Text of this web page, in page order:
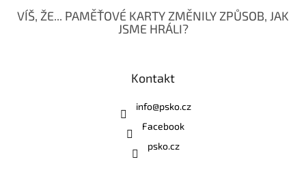
VÍŠ, ŽE... PAMĚŤOVÉ KARTY ZMĚNILY ZPŮSOB, JAK
JSME HRÁLI?
Kontakt
info@psko.cz
Facebook
psko.cz